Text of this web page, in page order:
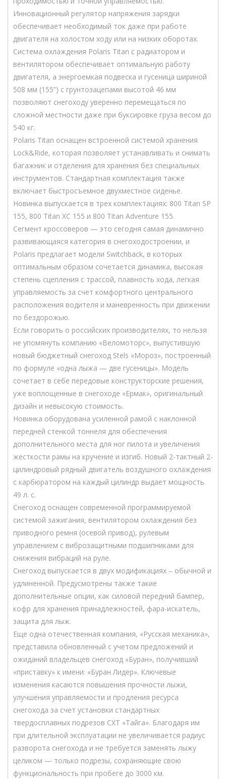
Инновационный регулятор напряжения зарядки
обеспечивает необходимый ток даже при работе
двигателя на холостом ходу или на низких оборотах.
Система охлаждения Polaris Titan с радиатором и
вентилятором обеспечивает оптимальную работу
двигателя, а энергоемкая подвеска и гусеница шириной
508 мм (155”) с грунтозацепами высотой 46 мм
позволяют снегоходу уверенно перемещаться по
сложной местности даже при буксировке груза весом до
540 кг.
Polaris Titan оснащен встроенной системой хранения
Lock&Ride, которая позволяет устанавливать и снимать
багажник и отделения для хранения без специальных
инструментов. Стандартная комплектация также
включает быстросъемное двухместное сиденье.
Новинка выпускается в трех комплектациях: 800 Titan SP
155, 800 Titan XC 155 и 800 Titan Adventure 155.
Сегмент кроссоверов — это сегодня самая динамично
развивающаяся категория в снегоходостроении, и
Polaris предлагает модели Switchback, в которых
оптимальным образом сочетается динамика, высокая
степень сцепления с трассой, плавность хода, легкая
управляемость за счет комфортного центрального
расположения водителя и маневренность при движении
по бездорожью.
Если говорить о российских производителях, то нельзя
не упомянуть компанию «Веломоторс», выпустившую
новый бюджетный снегоход Stels «Мороз», построенный
по формуле «одна лыжа — две гусеницы». Модель
сочетает в себе передовые конструкторские решения,
уже воплощенные в снегоходе «Ермак», оригинальный
дизайн и невысокую стоимость.
Новинка оборудована усиленной рамой с наклонной
передней стенкой тоннеля для обеспечения
дополнительного места для ног пилота и увеличения
жесткости рамы на кручение и изгиб. Новый 2-тактный 2-
цилиндровый рядный двигатель воздушного охлаждения
с карбюратором на каждый цилиндр выдает мощность
49 л. с.
Снегоход оснащен современной программируемой
системой зажигания, вентилятором охлаждения без
приводного ремня (осевой привод), рулевым
управлением с виброзащитными подшипниками для
снижения вибраций на руле.
Снегоход выпускается в двух модификациях – обычной и
удлиненной. Предусмотрены также такие
дополнительные опции, как силовой передний бампер,
кофр для хранения принадлежностей, фара-искатель,
защита для лыж.
Еще одна отечественная компания, «Русская механика»,
представила обновленный с учетом предложений и
ожиданий владельцев снегоход «Буран», получивший
«приставку» к имени: «Буран Лидер». Ключевые
изменения касаются повышения прочности лыжи,
улучшения управляемости и продления ресурса
снегохода за счет установки стандартных
твердосплавных подрезов СХТ «Тайга». Благодаря им
при длительной эксплуатации не увеличивается радиус
разворота снегохода и не требуется заменять лыжу
целиком — только подрезы, сохраняющие свою
функциональность при пробеге до 3000 км.